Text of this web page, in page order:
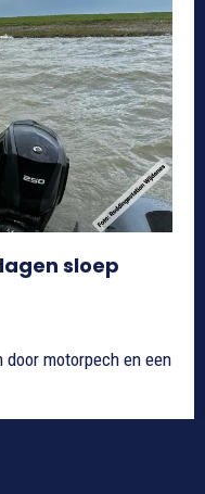
sloep
motorpech en een